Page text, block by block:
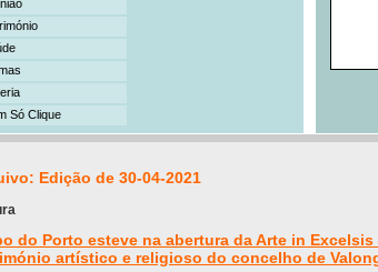
Só Clique
Edição de 30-04-2021
do Porto esteve na abertura da Arte in
artístico e religioso do concelho de